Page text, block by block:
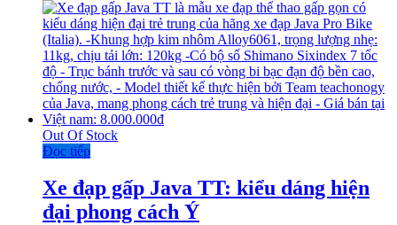
Out Of Stock
Đọc tiếp
Xe đạp gấp Java TT: kiểu dáng hiện
đại phong cách Ý